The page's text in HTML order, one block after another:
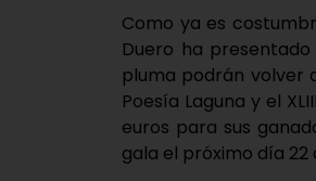
Como ya es
Duero ha
pluma podrán volver
Poesía Laguna y el
euros para sus
gala el próximo día 22